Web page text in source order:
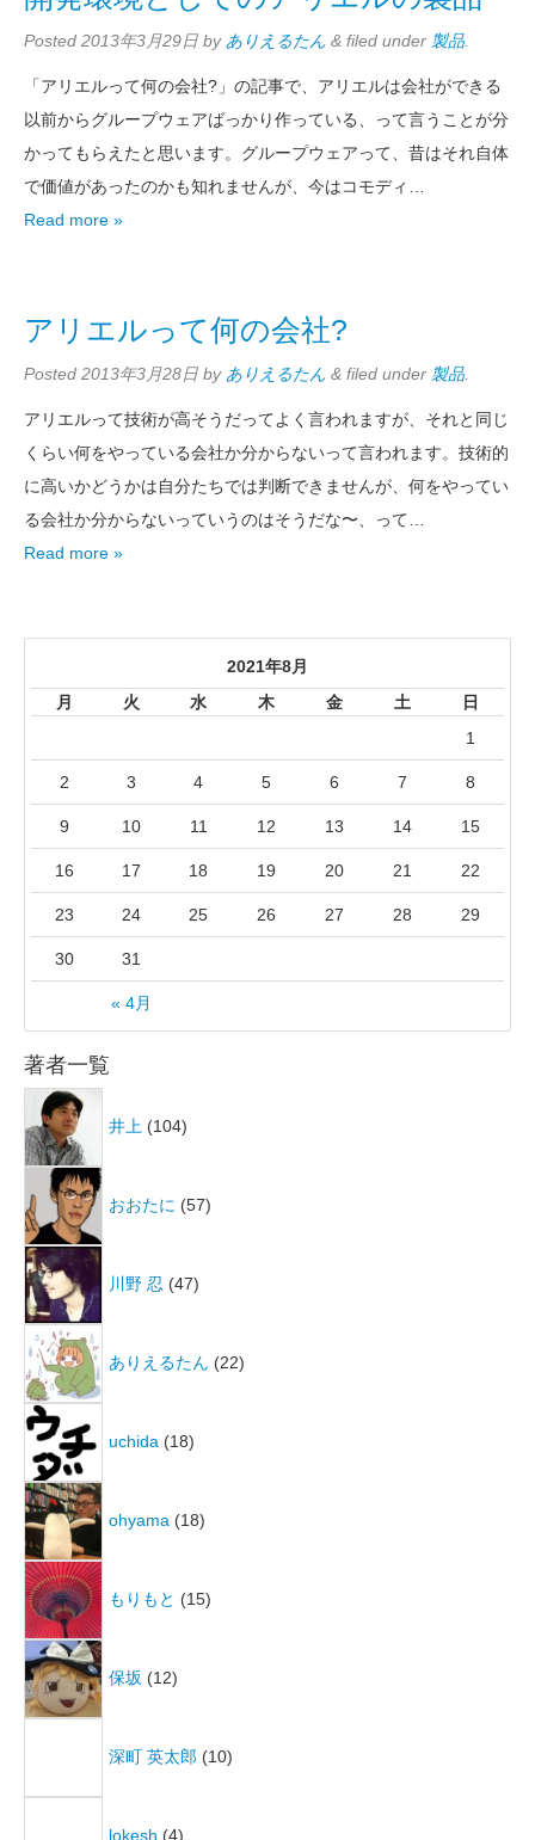
Posted 2013年3月29日 by ありえるたん & filed under 製品
「アリエルって何の会社?」の記事で、アリエルは会社ができる
以前からグループウェアばっかり作っている、って言うことが分
かってもらえたと思います。グループウェアって、昔はそれ自体
で価値があったのかも知れませんが、今はコモディ…
Read more »
アリエルって何の会社?
Posted 2013年3月28日 by ありえるたん & filed under 製品
アリエルって技術が高そうだってよく言われますが、それと同じ
くらい何をやっている会社か分からないって言われます。技術的
に高いかどうかは自分たちでは判断できませんが、何をやってい
る会社か分からないっていうのはそうだな〜、って…
Read more »
2021年8月
月
火 水 木 金 土 日
« 4月
1
2 3 4 5 6 7 8
9 10 11 12 13 14 15
16 17 18 19 20 21 22
23 24 25 26 27 28 29
30 31
著者一覧
井上 (104)
おおたに (57)
川野 忍 (47)
ありえるたん (22)
uchida (18)
ohyama (18)
もりもと (15)
保坂 (12)
深町 英太郎 (10)
lokesh (4)